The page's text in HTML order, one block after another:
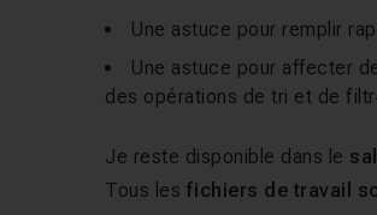
Une astuce pour remplir
Une astuce pour affecter
des opérations de tri et de
Je reste disponible dans le
Tous les fichiers de travail